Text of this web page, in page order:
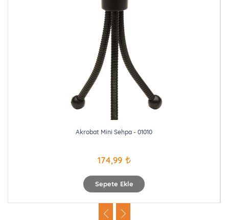
Sepete Ekle
Akrobat Mini Sehpa - 01010
174,99